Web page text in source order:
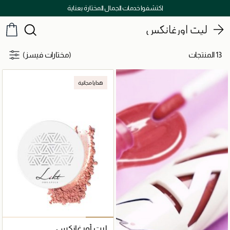
اكتشفوا خدمات الجمال المختارة بعناية
ليت أورغانكس
13 المنتجات (مختارات فيسز)
هدايا مجانية